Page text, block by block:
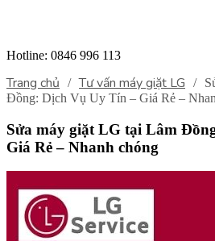
Hotline: 0846 996 113
Trang chủ / Tư vấn máy giặt LG /
Đồng: Dịch Vụ Uy Tín – Giá Rẻ –
Sửa máy giặt LG tại Lâm
Giá Rẻ – Nhanh chóng